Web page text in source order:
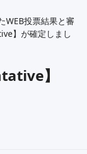
WEB投票結果と審
】が確定しまし
】